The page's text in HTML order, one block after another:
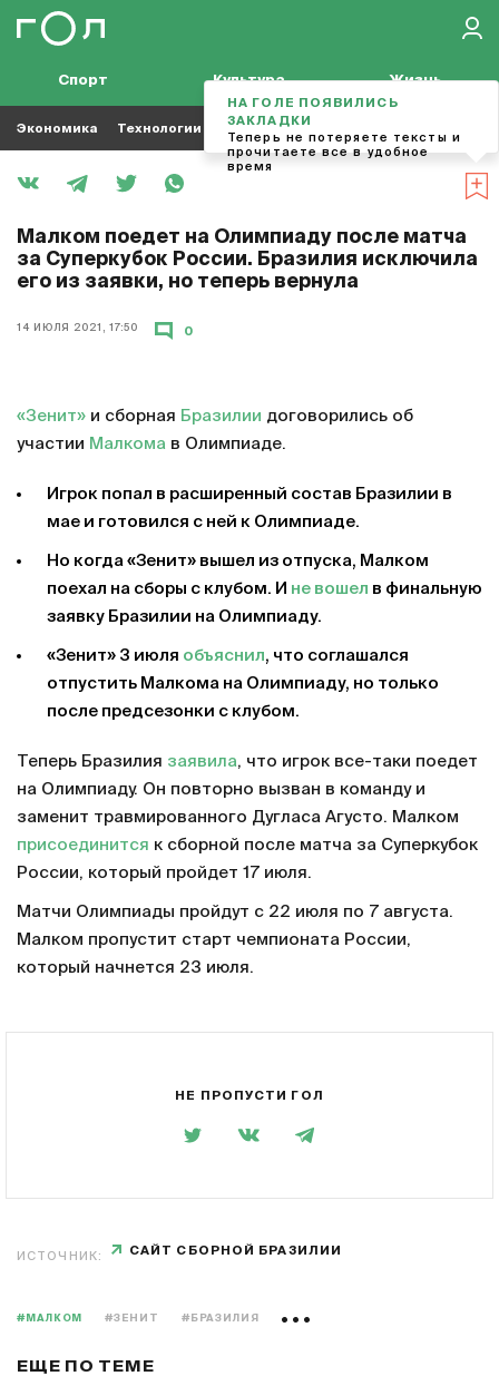
Спорт Культура Жизнь
Экономика Технологии Кино Футбол
Малком поедет на Олимпиаду после матча
за Суперкубок России. Бразилия исключила
его из заявки, но теперь вернула
14 ИЮЛЯ 2021, 17:50 0
«Зенит» и сборная Бразилии договорились об
участии Малкома в Олимпиаде.
Игрок попал в расширенный состав Бразилии в
мае и готовился с ней к Олимпиаде.
Но когда «Зенит» вышел из отпуска, Малком
поехал на сборы с клубом. И не вошел в финальную
заявку Бразилии на Олимпиаду.
«Зенит» 3 июля объяснил, что соглашался
отпустить Малкома на Олимпиаду, но только
после предсезонки с клубом.
Теперь Бразилия заявила, что игрок все-таки поедет
на Олимпиаду. Он повторно вызван в команду и
заменит травмированного Дугласа Агусто. Малком
присоединится к сборной после матча за Суперкубок
России, который пройдет 17 июля.
Матчи Олимпиады пройдут с 22 июля по 7 августа.
Малком пропустит старт чемпионата России,
который начнется 23 июля.
НЕ ПРОПУСТИ ГОЛ
ИСТОЧНИК: САЙТ СБОРНОЙ БРАЗИЛИИ
#МАЛКОМ #ЗЕНИТ #БРАЗИЛИЯ
ЕЩЕ ПО ТЕМЕ
НА ГОЛЕ ПОЯВИЛИСЬ
ЗАКЛАДКИ
Теперь не потеряете тексты и
прочитаете все в удобное
время